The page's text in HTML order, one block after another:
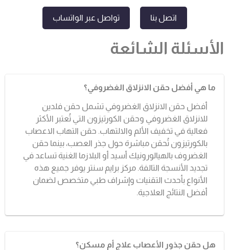
اتصل بنا تواصل عبر الواتساب
الأسئلة الشائعة
ما هي أفضل حقن الانزلاق الغضروفي؟
أفضل حقن الانزلاق الغضروفي تشمل حقن فلدين
للانزلاق الغضروفي وحقن الكورتيزون التي تُعتبر الأكثر
فعالية في تخفيف الألم والالتهاب. حقن التهاب الاعصاب
بالكورتيزون تُحقن مباشرة حول جذر العصب، بينما حقن
الغضروف بالهيالورونيك أسيد أو البلازما الغنية تساعد في
تجديد الأنسجة التالفة. مركز برايم سنتر يوفر جميع هذه
الأنواع بأحدث التقنيات وإشراف طبي متخصص لضمان
أفضل النتائج العلاجية.
هل حقن جذور الأعصاب علاج أم مسكن؟